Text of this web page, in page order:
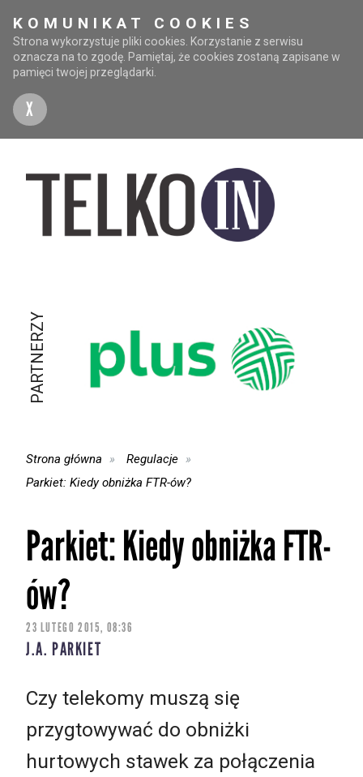
KOMUNIKAT COOKIES
Strona wykorzystuje pliki cookies. Korzystanie z serwisu
oznacza na to zgodę. Pamiętaj, że cookies zostaną zapisane w
pamięci twojej przeglądarki.
X
PARTNERZY
Strona główna
Regulacje
Parkiet: Kiedy obniżka FTR-ów?
Parkiet: Kiedy obniżka FTR-
ów?
23 LUTEGO 2015, 08:36
J.A. PARKIET
Czy telekomy muszą się
przygtowywać do obniżki
hurtowych stawek za połączenia